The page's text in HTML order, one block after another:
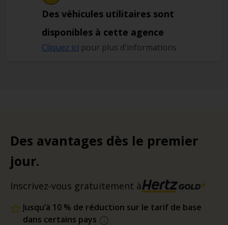
Des véhicules utilitaires sont
disponibles à cette agence
Cliquez ici pour plus d'informations
Des avantages dès le premier
jour.
Inscrivez-vous gratuitement à
Jusqu’à 10 % de réduction sur le tarif de base
dans certains pays